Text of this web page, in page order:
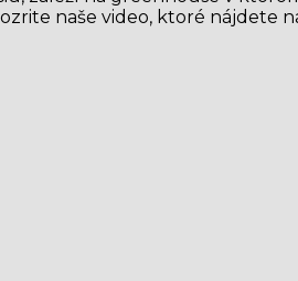
naše video, ktoré nájdete